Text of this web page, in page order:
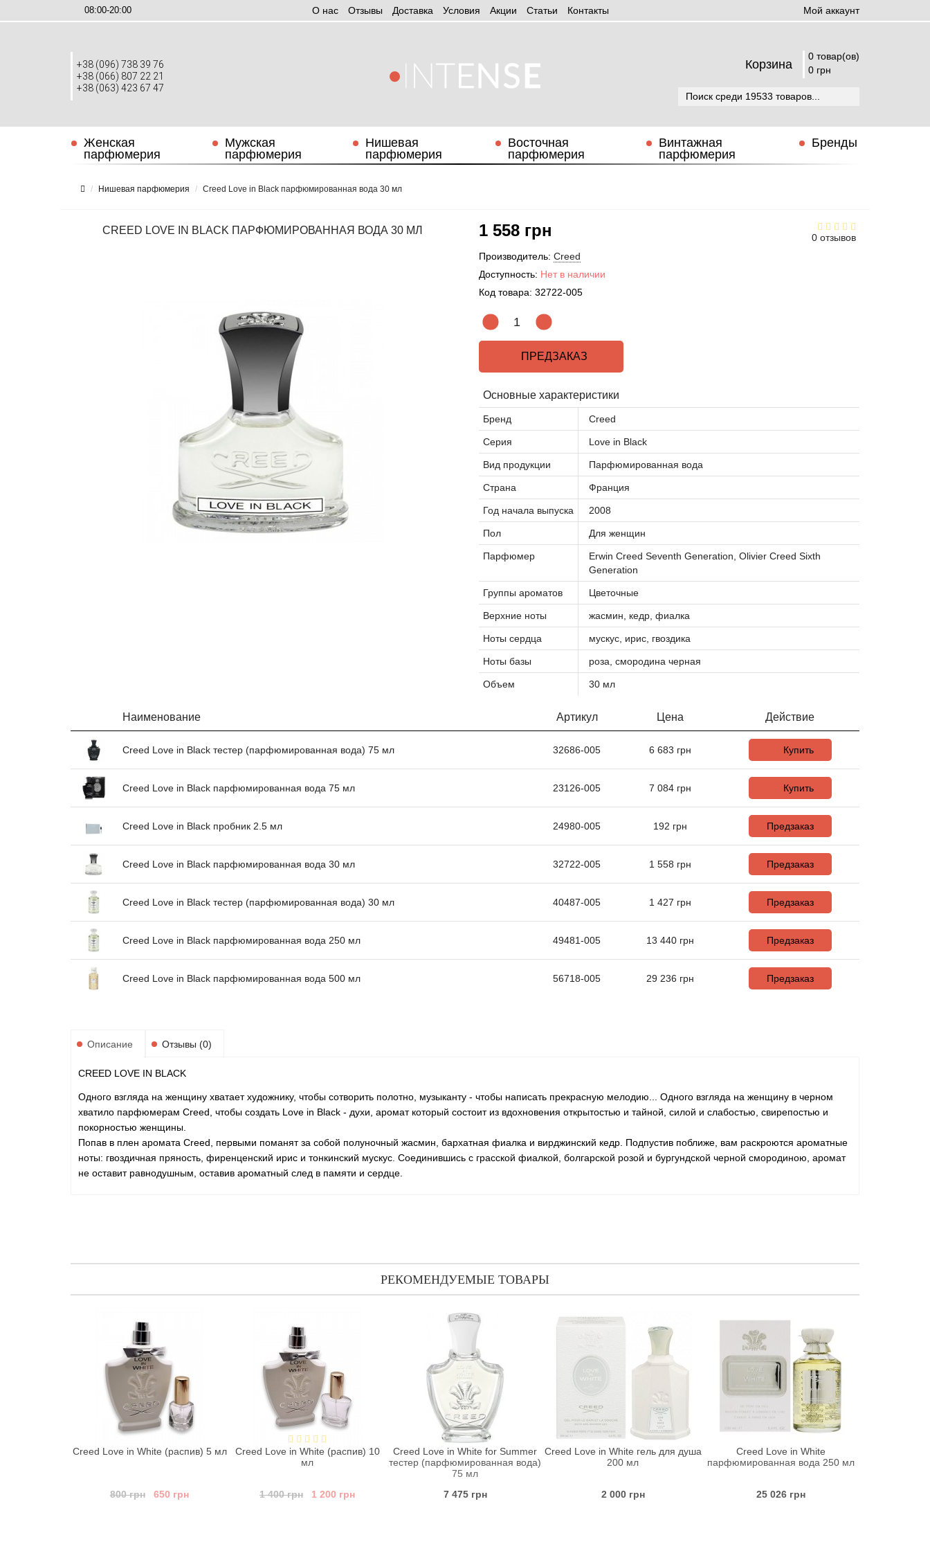
08:00-20:00 О нас Отзывы Доставка Условия Aкции Статьи Контакты Мой аккаунт
+38 (096) 738 39 76
+38 (066) 807 22 21
+38 (063) 423 67 47
Корзина
0 товар(ов)
0 грн
Женская
парфюмерия
Мужская
парфюмерия
Нишевая
парфюмерия
Восточная
парфюмерия
Винтажная
парфюмерия
Бренды
Нишевая парфюмерия Creed Love in Black парфюмированная вода 30 мл
CREED LOVE IN BLACK ПАРФЮМИРОВАННАЯ ВОДА 30 МЛ
0 отзывов
1 558 грн
Производитель: Creed
Доступность: Нет в наличии
Код товара: 32722-005
ПРЕДЗАКАЗ
Основные характеристики
Бренд Creed
Серия Love in Black
Вид продукции Парфюмированная вода
Страна Франция
Год начала выпуска 2008
Пол Для женщин
Парфюмер
Erwin Creed Seventh Generation, Olivier Creed Sixth
Generation
Группы ароматов Цветочные
Верхние ноты жасмин, кедр, фиалка
Ноты сердца мускус, ирис, гвоздика
Ноты базы роза, смородина черная
Объем 30 мл
Наименование Артикул Цена Действие
Creed Love in Black тестер (парфюмированная вода) 75 мл 32686-005 6 683 грн Купить
Creed Love in Black парфюмированная вода 75 мл 23126-005 7 084 грн Купить
Creed Love in Black пробник 2.5 мл 24980-005 192 грн Предзаказ
Creed Love in Black парфюмированная вода 30 мл 32722-005 1 558 грн Предзаказ
Creed Love in Black тестер (парфюмированная вода) 30 мл 40487-005 1 427 грн Предзаказ
Creed Love in Black парфюмированная вода 250 мл 49481-005 13 440 грн Предзаказ
Creed Love in Black парфюмированная вода 500 мл 56718-005 29 236 грн Предзаказ
Описание Отзывы (0)
CREED LOVE IN BLACK
Одного взгляда на женщину хватает художнику, чтобы сотворить полотно, музыканту - чтобы написать прекрасную мелодию... Одного взгляда на женщину в черном
хватило парфюмерам Creed, чтобы создать Love in Black - духи, аромат который состоит из вдохновения открытостью и тайной, силой и слабостью, свирепостью и
покорностью женщины.
Попав в плен аромата Creed, первыми поманят за собой полуночный жасмин, бархатная фиалка и вирджинский кедр. Подпустив поближе, вам раскроются ароматные
ноты: гвоздичная пряность, фиренценский ирис и тонкинский мускус. Соединившись с грасской фиалкой, болгарской розой и бургундской черной смородиною, аромат
не оставит равнодушным, оставив ароматный след в памяти и сердце.
РЕКОМЕНДУЕМЫЕ ТОВАРЫ
Creed Love in White (распив) 5 мл
800 грн 650 грн
Creed Love in White (распив) 10
мл
1 400 грн 1 200 грн
Creed Love in White for Summer
тестер (парфюмированная вода)
75 мл
7 475 грн
Creed Love in White гель для душа
200 мл
2 000 грн
Creed Love in White
парфюмированная вода 250 мл
25 026 грн